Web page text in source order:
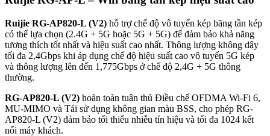
Ruijie RG-AP820-L (V2) hỗ trợ chế độ vô tuyến kép băng tần kép
có thể lựa chọn (2.4G + 5G hoặc 5G + 5G) để đảm bảo khả năng
tương thích tốt nhất và hiệu suất cao nhất. Thông lượng không dây
tối đa 2,4Gbps khi áp dụng chế độ hiệu suất cao vô tuyến 5G kép
và thông lượng lên đến 1,775Gbps ở chế độ 2,4G + 5G thông
thường.
RG-AP820-L (V2) hoàn toàn tuân thủ Điều chế OFDMA Wi-Fi 6,
MU-MIMO và Tái sử dụng không gian màu BSS, cho phép RG-
AP820-L (V2) đảm bảo tối thiểu nhiễu tín hiệu và tối đa 1024 kết
nối máy khách.